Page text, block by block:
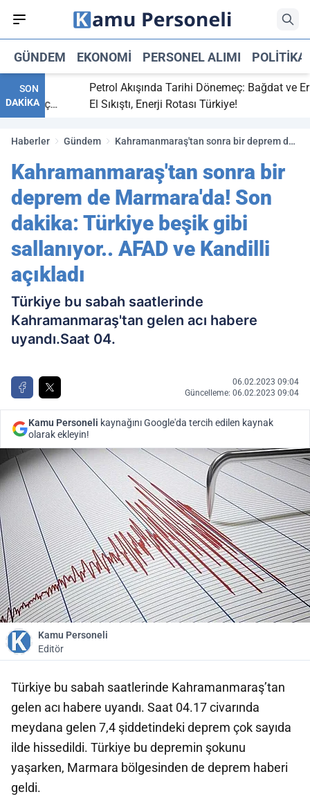
GÜNDEM EKONOMI PERSONEL ALIMI POLITIKA
SON
DAKİKA
bitti,
maç
Petrol Akışında Tarihi Dönemeç: Bağdat ve Erbil
El Sıkıştı, Enerji Rotası Türkiye!
Haberler Gündem
Kahramanmaraş'tan sonra bir deprem de
gibi sallanıyor.. AFAD ve Kandilli açıkladı
Kahramanmaraş'tan sonra bir
deprem de Marmara'da! Son
dakika: Türkiye beşik gibi
sallanıyor.. AFAD ve Kandilli
açıkladı
Türkiye bu sabah saatlerinde
Kahramanmaraş'tan gelen acı habere
uyandı.Saat 04.
06.02.2023 09:04
Güncelleme: 06.02.2023 09:04
Kamu Personeli kaynağını Google'da tercih edilen kaynak
olarak ekleyin!
Kamu Personeli
Editör
Türkiye bu sabah saatlerinde Kahramanmaraş’tan
gelen acı habere uyandı. Saat 04.17 civarında
meydana gelen 7,4 şiddetindeki deprem çok sayıda
ilde hissedildi. Türkiye bu depremin şokunu
yaşarken, Marmara bölgesinden de deprem haberi
geldi.